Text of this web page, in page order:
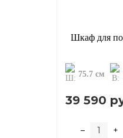
75.7 см
39 590
– +